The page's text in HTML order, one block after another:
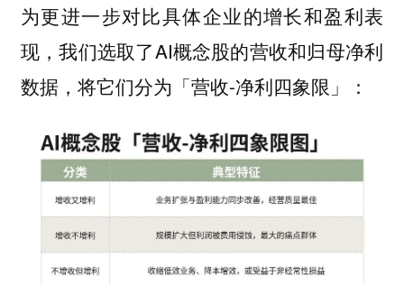
为更进一步对比具体企业的增长和盈利表
现，我们选取了AI概念股的营收和归母净利
数据，将它们分为「营收-净利四象限」：